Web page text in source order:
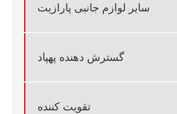
سایر لوازم جانبی پارازیت
گسترش دهنده پهپاد
تقویت کننده